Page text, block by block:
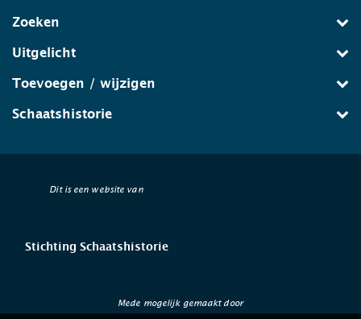
Zoeken
Uitgelicht
Toevoegen / wijzigen
Schaatshistorie
Dit is een website van
Stichting Schaatshistorie
Mede mogelijk gemaakt door